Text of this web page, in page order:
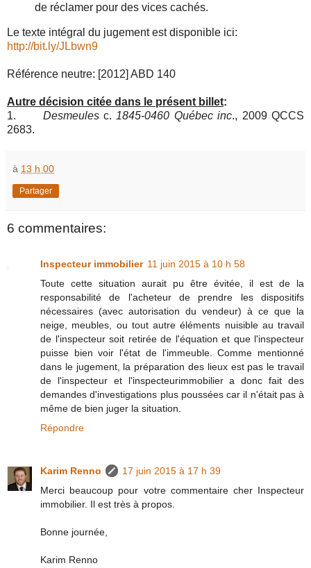
de réclamer pour des vices cachés.
Le texte intégral du jugement est disponible ici:
http://bit.ly/JLbwn9
Référence neutre: [2012] ABD 140
Autre décision citée dans le présent billet:
1. Desmeulesc. 1845-0460 Québec inc., 2009 QCCS
2683.
à 13 h 00
Partager
6 commentaires:
Inspecteur immobilier 11 juin 2015 à 10 h 58
Toute cette situation aurait pu être évitée, il est de la
responsabilité de l'acheteur de prendre les dispositifs
nécessaires (avec autorisation du vendeur) à ce que la
neige, meubles, ou tout autre éléments nuisible au travail
de l'inspecteur soit retirée de l'équation et que l'inspecteur
puisse bien voir l'état de l'immeuble. Comme mentionné
dans le jugement, la préparation des lieux est pas le travail
de l'inspecteur et l'inspecteurimmobilier a donc fait des
demandes d'investigations plus poussées car il n'était pas à
même de bien juger la situation.
Répondre
Karim Renno
17 juin 2015 à 17 h 39
Merci beaucoup pour votre commentaire cher Inspecteur
immobilier. Il est très à propos.
Bonne journée,
Karim Renno